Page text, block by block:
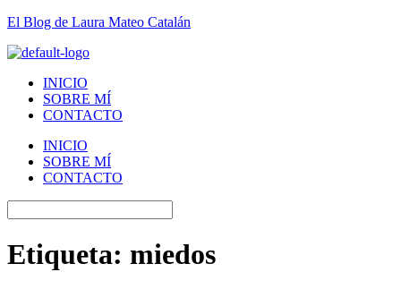
El Blog de Laura Mateo Catalán
INICIO
SOBRE MÍ
CONTACTO
INICIO
SOBRE MÍ
CONTACTO
Etiqueta: miedos